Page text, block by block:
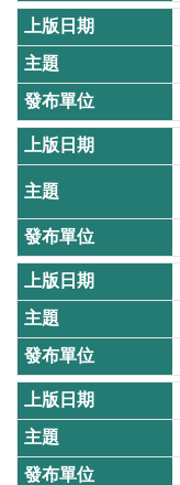
見
問
題
桃
園
市
政
府
E
n
g
s
隱
私